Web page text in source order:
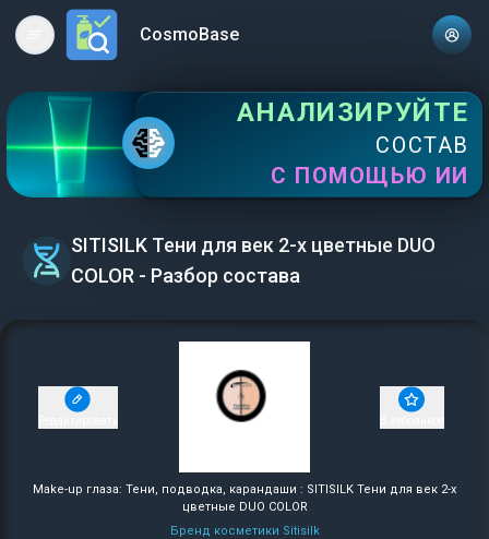
Open main menuCosmoBase
АНАЛИЗИРУЙТЕ
СОСТАВ
С ПОМОЩЬЮ ИИ
SITISILK Тени для век 2-х цветные DUO
COLOR - Разбор состава
Make-up глаза: Тени, подводка, карандаши : SITISILK Тени для век 2-х
цветные DUO COLOR
Бренд косметики Sitisilk